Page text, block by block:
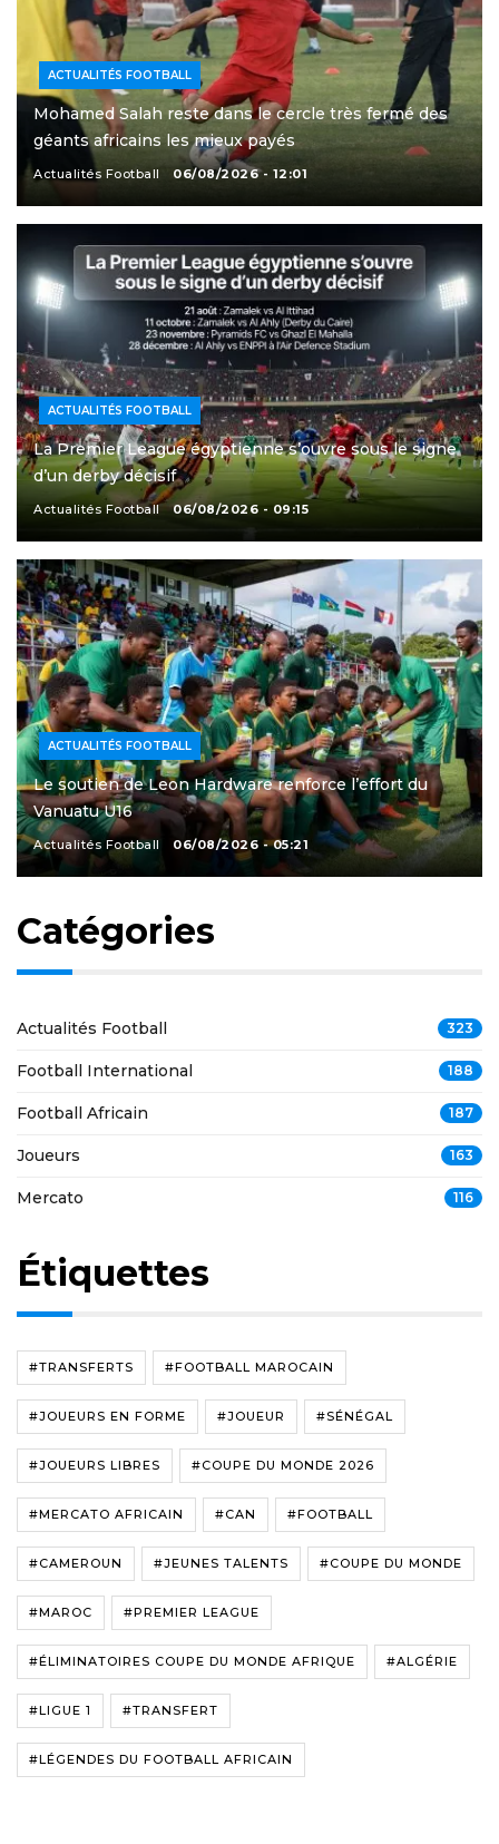
ACTUALITÉS FOOTBALL
Mohamed Salah reste dans le cercle très fermé des
géants africains les mieux payés
Actualités Football 06/08/2026 - 12:01
ACTUALITÉS FOOTBALL
La Premier League égyptienne s’ouvre sous le signe
d’un derby décisif
Actualités Football 06/08/2026 - 09:15
ACTUALITÉS FOOTBALL
Le soutien de Leon Hardware renforce l’effort du
Vanuatu U16
Actualités Football 06/08/2026 - 05:21
Catégories
Actualités Football 323
Football International 188
Football Africain 187
Joueurs 163
Mercato 116
Étiquettes
#TRANSFERTS #FOOTBALL MAROCAIN
#JOUEURS EN FORME #JOUEUR #SÉNÉGAL
#JOUEURS LIBRES #COUPE DU MONDE 2026
#MERCATO AFRICAIN #CAN #FOOTBALL
#CAMEROUN #JEUNES TALENTS #COUPE DU MONDE
#MAROC #PREMIER LEAGUE
#ÉLIMINATOIRES COUPE DU MONDE AFRIQUE #ALGÉRIE
#LIGUE 1 #TRANSFERT
#LÉGENDES DU FOOTBALL AFRICAIN